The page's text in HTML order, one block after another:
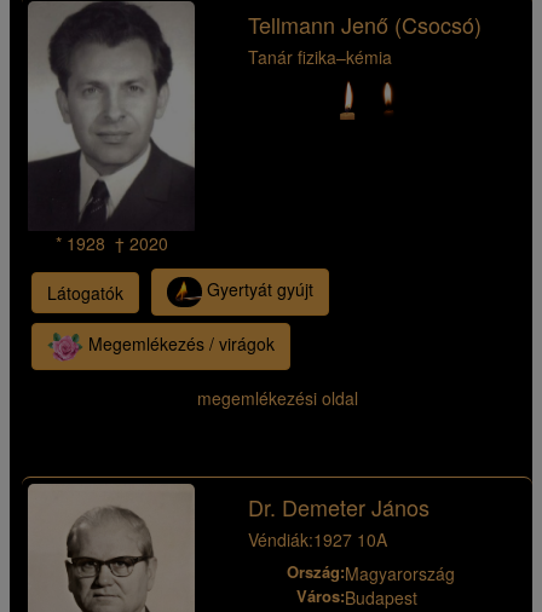
* 1928 † 2020
Tellmann Jenő (Csocsó)
Tanár fizika–kémia
Látogatók Gyertyát gyújt
Megemlékezés / virágok
megemlékezési oldal
Dr. Demeter János
Véndiák:1927 10A
Ország:Magyarország
Város:Budapest